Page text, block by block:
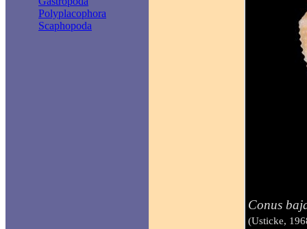
Polyplacophora
Scaphopoda
Conus
(Usticke,